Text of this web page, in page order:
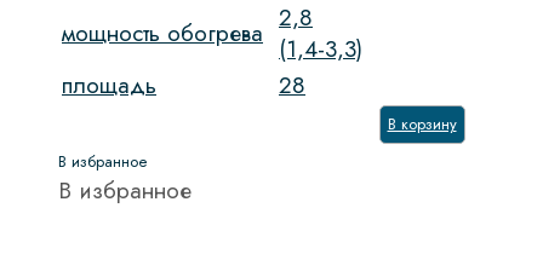
мощность обогрева 2,8
(1,4-3,3)
площадь
28
В корзину
В избранное
В избранное